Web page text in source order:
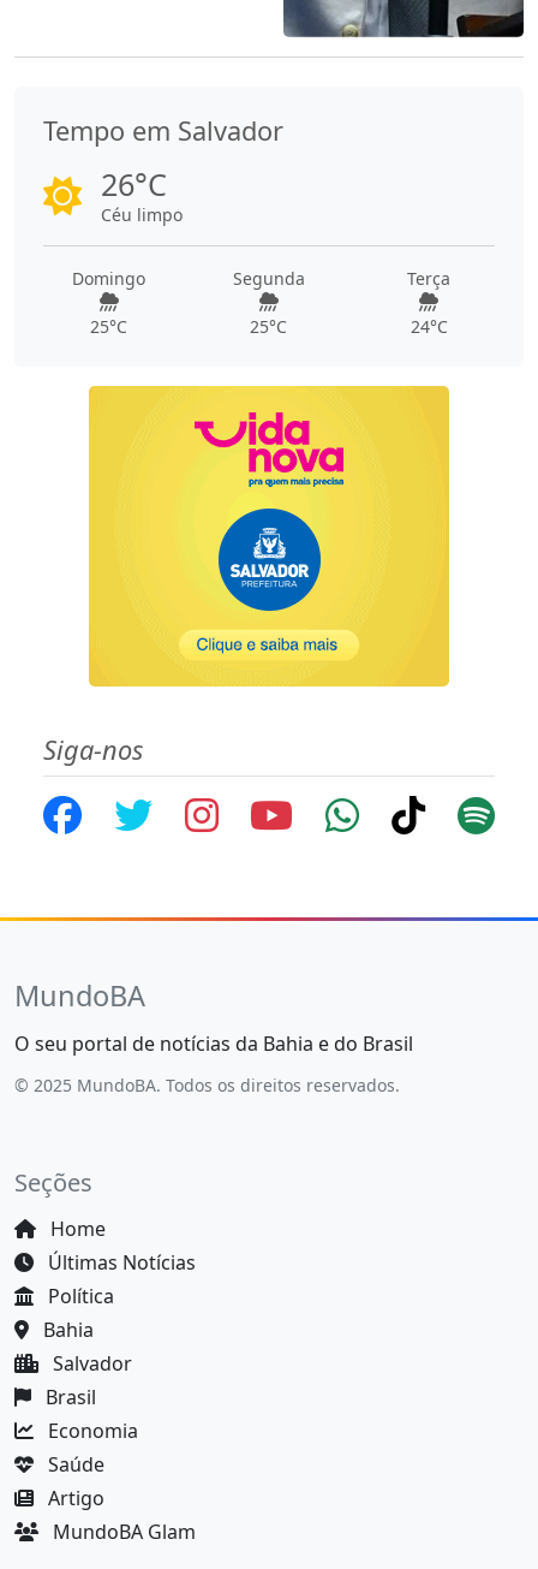
Tempo em Salvador
26°C
Céu limpo
Domingo
25°C
Segunda
25°C
Terça
24°C
Siga-nos
MundoBA
O seu portal de notícias da Bahia e do Brasil
© 2025 MundoBA. Todos os direitos reservados.
Seções
Home
Últimas Notícias
Política
Bahia
Salvador
Brasil
Economia
Saúde
Artigo
MundoBA Glam